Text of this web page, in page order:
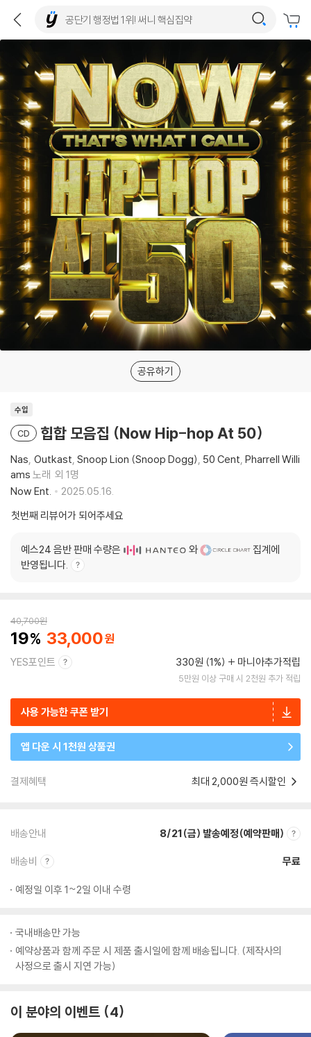
공유하기
수입
CD 힙합 모음집 (Now Hip-hop At 50)
Nas Outkast Snoop Lion (Snoop Dogg) 50 Cent Pharrell Willi
ams 노래 외 1명
Now Ent.
2025.05.16.
첫번째 리뷰어가 되어주세요
예스24 음반 판매 수량은 와
집계에
반영됩니다.
40,700원
19 33,000
YES포인트 330원 (1%) 마니아추가적립
5만원 이상 구매 시 2천원 추가 적립
사용 가능한 쿠폰 받기
앱 다운 시 1천원 상품권
결제혜택 최대 2,000원 즉시할인
배송안내 8/21(금) 발송예정(예약판매)
배송비 무료
예정일 이후 1~2일 이내 수령
국내배송만 가능
예약상품과 함께 주문 시 제품 출시일에 함께 배송됩니다. (제작사의
사정으로 출시 지연 가능)
이 분야의 이벤트 4